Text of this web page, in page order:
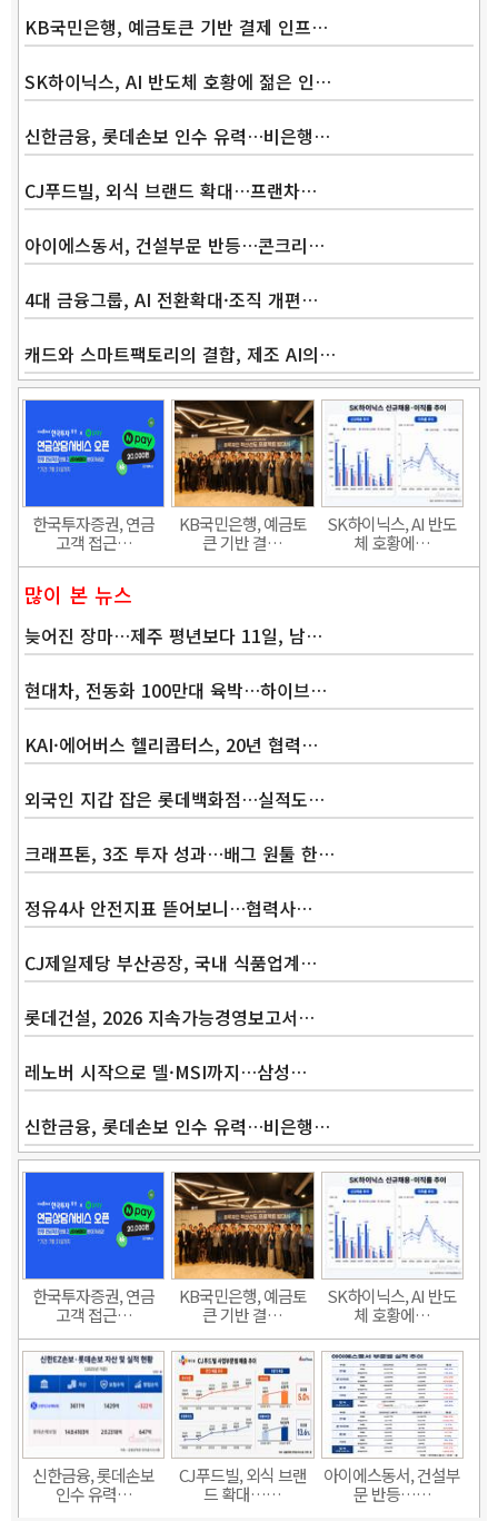
KB국민은행, 예금토큰 기반 결제 인프…
SK하이닉스, AI 반도체 호황에 젊은 인…
신한금융, 롯데손보 인수 유력…비은행…
CJ푸드빌, 외식 브랜드 확대…프랜차…
아이에스동서, 건설부문 반등…콘크리…
4대 금융그룹, AI 전환확대·조직 개편…
캐드와 스마트팩토리의 결합, 제조 AI의…
한국투자증권, 연금
고객 접근…
KB국민은행, 예금토
큰 기반 결…
SK하이닉스, AI 반도
체 호황에…
많이 본 뉴스
늦어진 장마…제주 평년보다 11일, 남…
현대차, 전동화 100만대 육박…하이브…
KAI·에어버스 헬리콥터스, 20년 협력…
외국인 지갑 잡은 롯데백화점…실적도…
크래프톤, 3조 투자 성과…배그 원툴 한…
정유4사 안전지표 뜯어보니…협력사…
CJ제일제당 부산공장, 국내 식품업계…
롯데건설, 2026 지속가능경영보고서…
레노버 시작으로 델·MSI까지…삼성…
신한금융, 롯데손보 인수 유력…비은행…
한국투자증권, 연금
고객 접근…
KB국민은행, 예금토
큰 기반 결…
SK하이닉스, AI 반도
체 호황에…
신한금융, 롯데손보
인수 유력…
CJ푸드빌, 외식 브랜
드 확대……
아이에스동서, 건설부
문 반등……